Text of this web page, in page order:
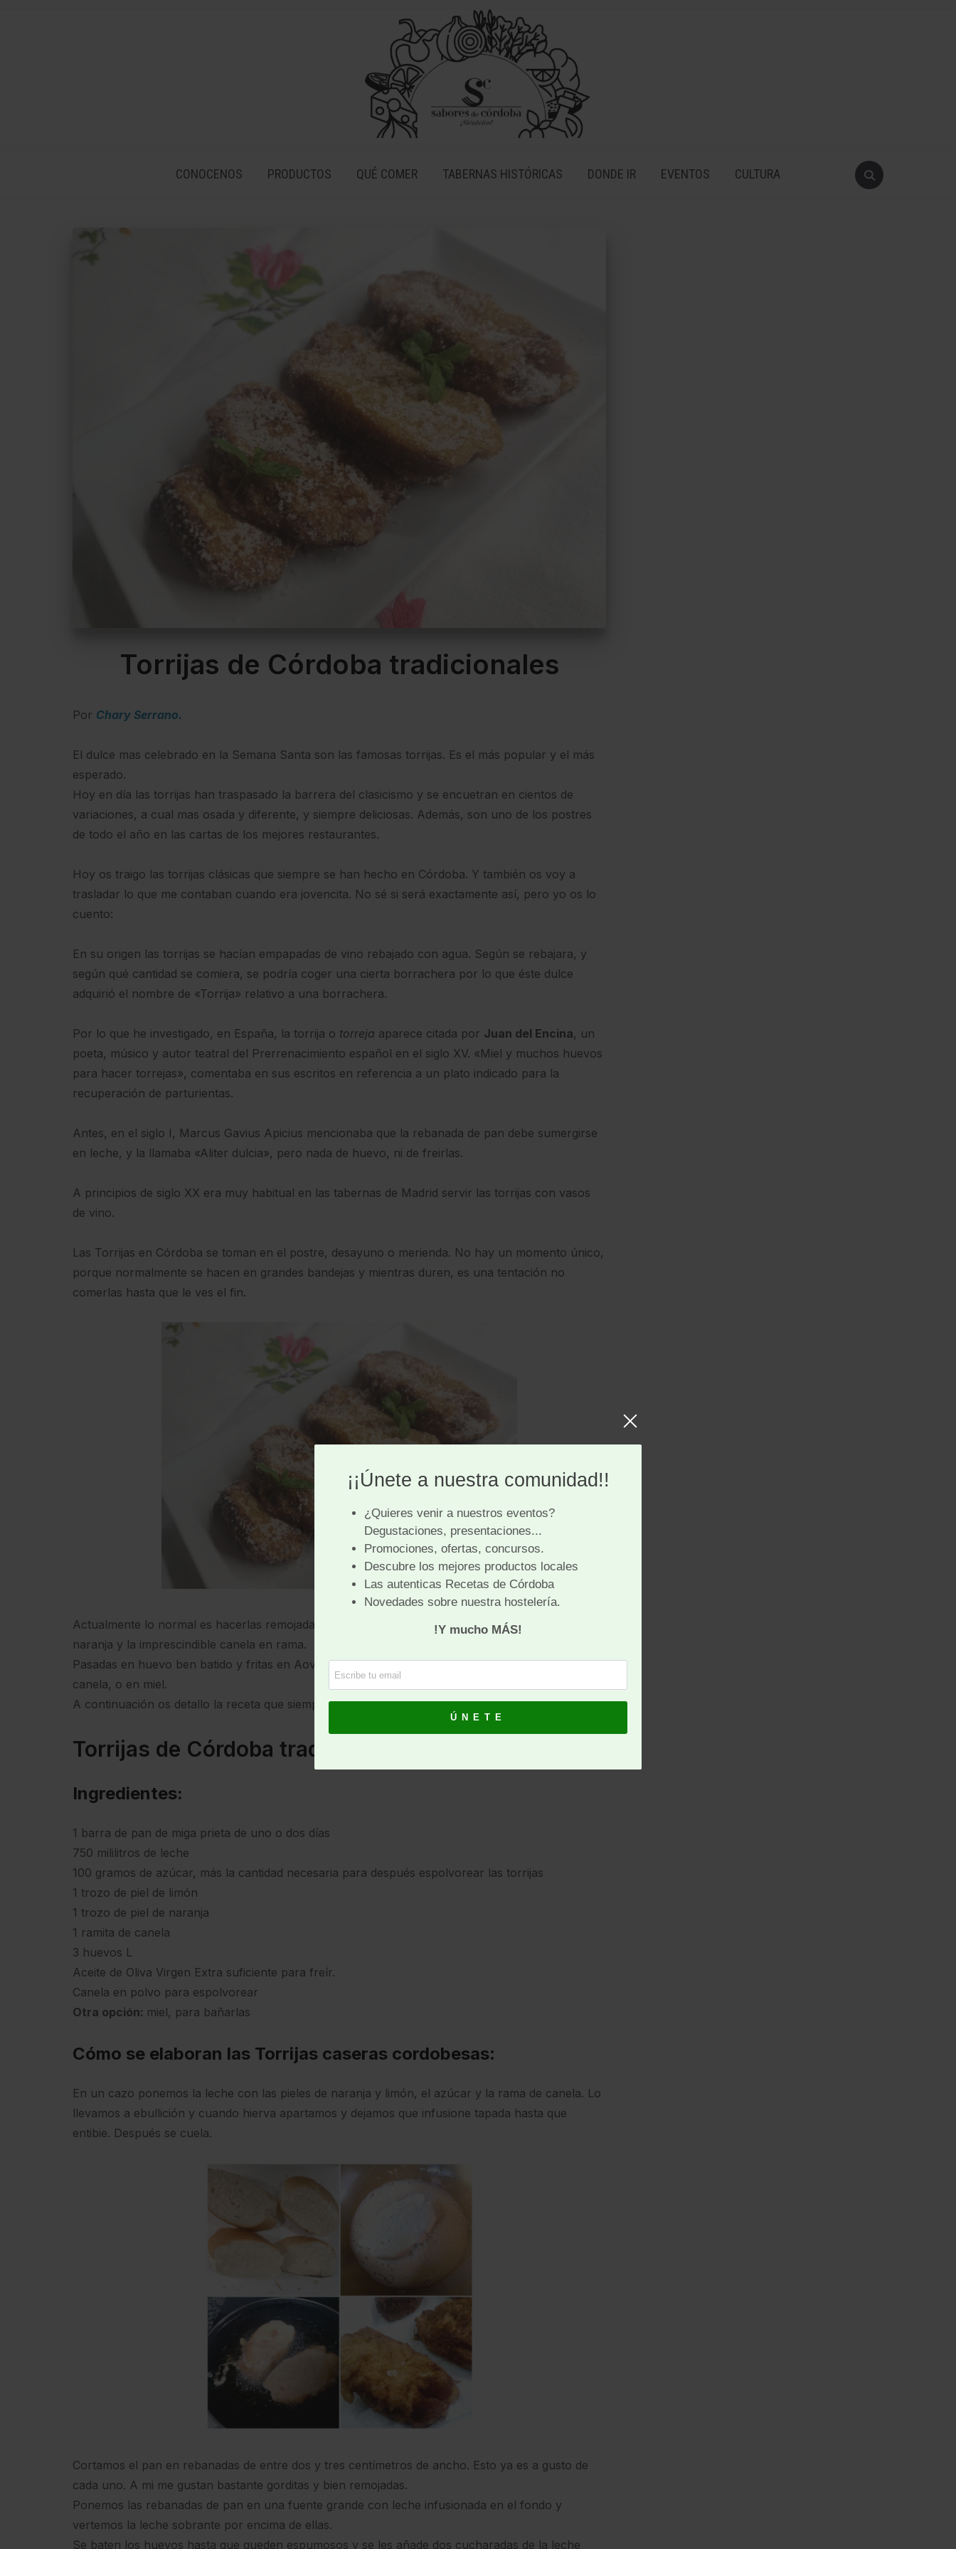
CONOCENOS PRODUCTOS QUÉ COMER TABERNAS HISTÓRICAS DONDE IR EVENTOS CULTURA
Torrijas de Córdoba tradicionales
Por Chary Serrano.
El dulce mas celebrado en la Semana Santa son las famosas torrijas. Es el más popular y el más
esperado.
Hoy en día las torrijas han traspasado la barrera del clasicismo y se encuetran en cientos de
variaciones, a cual mas osada y diferente, y siempre deliciosas. Además, son uno de los postres
de todo el año en las cartas de los mejores restaurantes.
Hoy os traigo las torrijas clásicas que siempre se han hecho en Córdoba. Y también os voy a
trasladar lo que me contaban cuando era jovencita. No sé si será exactamente así, pero yo os lo
cuento:
En su origen las torrijas se hacían empapadas de vino rebajado con agua. Según se rebajara, y
según qué cantidad se comiera, se podría coger una cierta borrachera por lo que éste dulce
adquirió el nombre de «Torrija» relativo a una borrachera.
Por lo que he investigado, en España, la torrija o torreja aparece citada por Juan del Encina, un
poeta, músico y autor teatral del Prerrenacimiento español en el siglo XV. «Miel y muchos huevos
para hacer torrejas», comentaba en sus escritos en referencia a un plato indicado para la
recuperación de parturientas.
Antes, en el siglo I, Marcus Gavius Apicius mencionaba que la rebanada de pan debe sumergirse
en leche, y la llamaba «Aliter dulcia», pero nada de huevo, ni de freirlas.
A principios de siglo XX era muy habitual en las tabernas de Madrid servir las torrijas con vasos
de vino.
Las Torrijas en Córdoba se toman en el postre, desayuno o merienda. No hay un momento único,
porque normalmente se hacen en grandes bandejas y mientras duren, es una tentación no
comerlas hasta que le ves el fin.
Actualmente lo normal es hacerlas remojadas en leche infusionada con piel de limón y/o de
naranja y la imprescindible canela en rama.
Pasadas en huevo ben batido y fritas en Aove. Se terminan indistintamente rebozadas en azúcar y
canela, o en miel.
A continuación os detallo la receta que siempre se ha hecho en mi casa.
Torrijas de Córdoba tradicionales
Ingredientes:
1 barra de pan de miga prieta de uno o dos días
750 mililitros de leche
100 gramos de azúcar, más la cantidad necesaria para después espolvorear las torrijas
1 trozo de piel de limón
1 trozo de piel de naranja
1 ramita de canela
3 huevos L
Aceite de Oliva Virgen Extra suficiente para freír.
Canela en polvo para espolvorear
Otra opción: miel, para bañarlas
Cómo se elaboran las Torrijas caseras cordobesas:
En un cazo ponemos la leche con las pieles de naranja y limón, el azúcar y la rama de canela. Lo
llevamos a ebullición y cuando hierva apartamos y dejamos que infusione tapada hasta que
entibie. Después se cuela.
Cortamos el pan en rebanadas de entre dos y tres centímetros de ancho. Esto ya es a gusto de
cada uno. A mi me gustan bastante gorditas y bien remojadas.
Ponemos las rebanadas de pan en una fuente grande con leche infusionada en el fondo y
vertemos la leche sobrante por encima de ellas.
Se baten los huevos hasta que queden espumosos y se les añade dos cucharadas de la leche